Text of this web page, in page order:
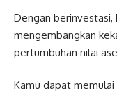
Dengan
mengembangkan
pertumbuhan nilai
Kamu dapat memulai